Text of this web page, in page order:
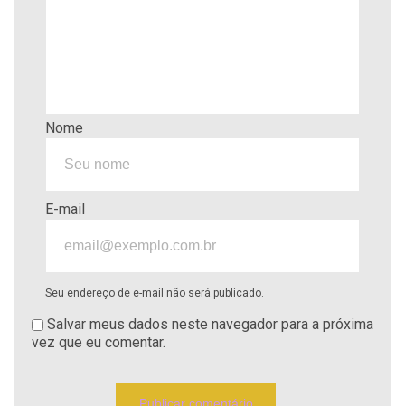
Nome
E-mail
Seu endereço de e-mail não será publicado.
Salvar meus dados neste navegador para a próxima
vez que eu comentar.